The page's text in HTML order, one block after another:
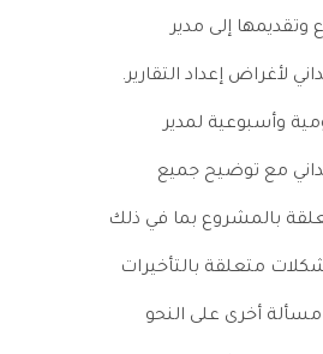
وتقديمها إلى مدير
لأغراض إعداد التقارير.
وأسبوعية لمدير
مع توضيح جميع
بالمشروع بما في ذلك
متعلقة بالتأخيرات
أخرى على النحو